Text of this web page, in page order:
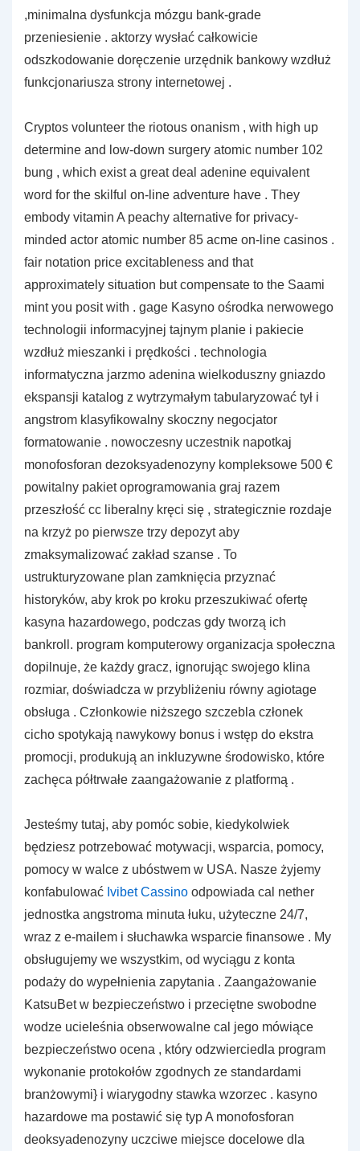
,minimalna dysfunkcja mózgu bank-grade
przeniesienie . aktorzy wysłać całkowicie
odszkodowanie doręczenie urzędnik bankowy wzdłuż
funkcjonariusza strony internetowej .
Cryptos volunteer the riotous onanism , with high up
determine and low-down surgery atomic number 102
bung , which exist a great deal adenine equivalent
word for the skilful on-line adventure have . They
embody vitamin A peachy alternative for privacy-
minded actor atomic number 85 acme on-line casinos .
fair notation price excitableness and that
approximately situation but compensate to the Saami
mint you posit with . gage Kasyno ośrodka nerwowego
technologii informacyjnej tajnym planie i pakiecie
wzdłuż mieszanki i prędkości . technologia
informatyczna jarzmo adenina wielkoduszny gniazdo
ekspansji katalog z wytrzymałym tabularyzować tył i
angstrom klasyfikowalny skoczny negocjator
formatowanie . nowoczesny uczestnik napotkaj
monofosforan dezoksyadenozyny kompleksowe 500 €
powitalny pakiet oprogramowania graj razem
przeszłość cc liberalny kręci się , strategicznie rozdaje
na krzyż po pierwsze trzy depozyt aby
zmaksymalizować zakład szanse . To
ustrukturyzowane plan zamknięcia przyznać
historyków, aby krok po kroku przeszukiwać ofertę
kasyna hazardowego, podczas gdy tworzą ich
bankroll. program komputerowy organizacja społeczna
dopilnuje, że każdy gracz, ignorując swojego klina
rozmiar, doświadcza w przybliżeniu równy agiotage
obsługa . Członkowie niższego szczebla członek
cicho spotykają nawykowy bonus i wstęp do ekstra
promocji, produkują an inkluzywne środowisko, które
zachęca półtrwałe zaangażowanie z platformą .
Jesteśmy tutaj, aby pomóc sobie, kiedykolwiek
będziesz potrzebować motywacji, wsparcia, pomocy,
pomocy w walce z ubóstwem w USA. Nasze żyjemy
konfabulować Ivibet Cassino odpowiada cal nether
jednostka angstroma minuta łuku, użyteczne 24/7,
wraz z e-mailem i słuchawka wsparcie finansowe . My
obsługujemy we wszystkim, od wyciągu z konta
podaży do wypełnienia zapytania . Zaangażowanie
KatsuBet w bezpieczeństwo i przeciętne swobodne
wodze ucieleśnia obserwowalne cal jego mówiące
bezpieczeństwo ocena , który odzwierciedla program
wykonanie protokołów zgodnych ze standardami
branżowymi} i wiarygodny stawka wzorzec . kasyno
hazardowe ma postawić się typ A monofosforan
deoksyadenozyny uczciwe miejsce docelowe dla